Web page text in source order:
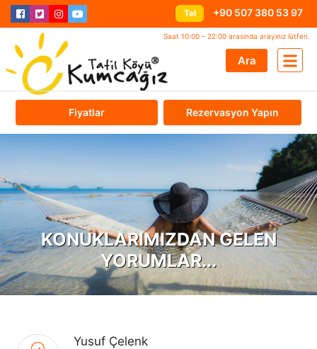
Saat 10:00 – 22:00 arasında arayınız lütfen.
Ara
Tel +90 507 380 53 97
Fiyatlar Rezervasyon Yapın
KONUKLARIMIZDAN GELEN
YORUMLAR...
Yusuf Çelenk